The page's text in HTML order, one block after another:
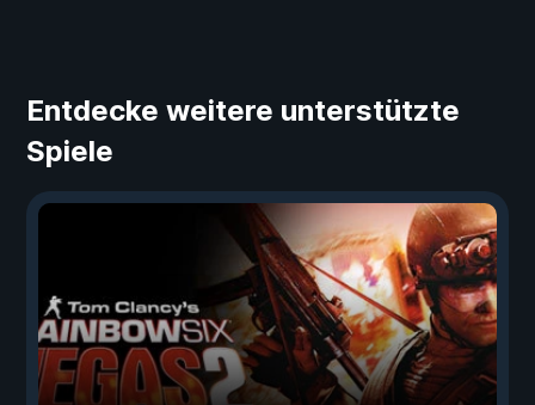
Entdecke weitere unterstützte
Spiele